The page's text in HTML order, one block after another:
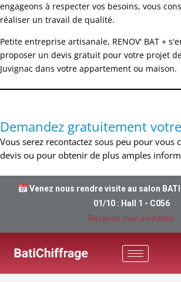
engageons à respecter vos besoins, vous
réaliser un travail de qualité.
Petite entreprise artisanale, RENOV' BAT +
proposer un devis gratuit pour votre projet
Juvignac dans votre appartement ou maison.
Demandez gratuitement
Vous serez recontactez sous peu pour vous
devis ou pour obtenir de plus amples